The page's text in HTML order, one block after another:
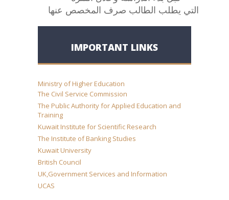
التي يطلب الطالب صرف المخصص عنها
IMPORTANT LINKS
Ministry of Higher Education
The Civil Service Commission
The Public Authority for Applied Education and
Training
Kuwait Institute for Scientific Research
The Institute of Banking Studies
Kuwait University
British Council
UK,Government Services and Information
UCAS